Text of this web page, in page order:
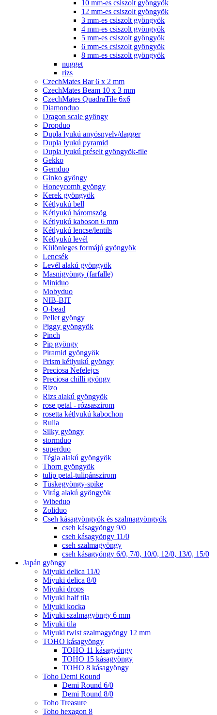
10 mm-es csiszolt gyöngyök
12 mm-es csiszolt gyöngyök
3 mm-es csiszolt gyöngyök
4 mm-es csiszolt gyöngyök
5 mm-es csiszolt gyöngyök
6 mm-es csiszolt gyöngyök
8 mm-es csiszolt gyöngyök
nugget
rizs
CzechMates Bar 6 x 2 mm
CzechMates Beam 10 x 3 mm
CzechMates QuadraTile 6x6
Diamonduo
Dragon scale gyöngy
Dropduo
Dupla lyukú anyósnyelv/dagger
Dupla lyukú pyramid
Dupla lyukú préselt gyöngyök-tile
Gekko
Gemduo
Ginko gyöngy
Honeycomb gyöngy
Kerek gyöngyök
Kétlyukú bell
Kétlyukú háromszög
Kétlyukú kaboson 6 mm
Kétlyukú lencse/lentils
Kétlyukú levél
Különleges formájú gyöngyök
Lencsék
Levél alakú gyöngyök
Masnigyöngy (farfalle)
Miniduo
Mobyduo
NIB-BIT
O-bead
Pellet gyöngy
Piggy gyöngyök
Pinch
Pip gyöngy
Piramid gyöngyök
Prism kétlyukú gyöngy
Preciosa Nefelejcs
Preciosa chilli gyöngy
Rizo
Rizs alakú gyöngyök
rose petal - rózsaszirom
rosetta kétlyukú kabochon
Rulla
Silky gyöngy
stormduo
superduo
Tégla alakú gyöngyök
Thorn gyöngyök
tulip petal-tulipánszirom
Tüskegyöngy-spike
Virág alakú gyöngyök
Wibeduo
Zoliduo
Cseh kásagyöngyök és szalmagyöngyök
cseh kásagyöngy 9/0
cseh kásagyöngy 11/0
cseh szalmagyöngy
cseh kásagyöngy 6/0, 7/0, 10/0, 12/0, 13/0, 15/0
Japán gyöngy
Miyuki delica 11/0
Miyuki delica 8/0
Miyuki drops
Miyuki half tila
Miyuki kocka
Miyuki szalmagyöngy 6 mm
Miyuki tila
Miyuki twist szalmagyöngy 12 mm
TOHO kásagyöngy
TOHO 11 kásagyöngy
TOHO 15 kásagyöngy
TOHO 8 kásagyöngy
Toho Demi Round
Demi Round 6/0
Demi Round 8/0
Toho Treasure
Toho hexagon 8